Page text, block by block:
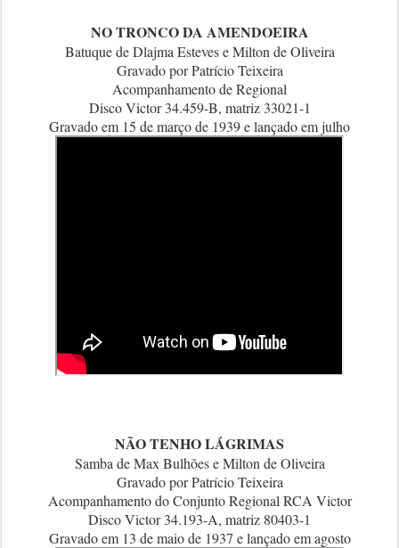
NO TRONCO DA AMENDOEIRA
Batuque de Dlajma Esteves e Milton de Oliveira
Gravado por Patrício Teixeira
Acompanhamento de Regional
Disco Victor 34.459-B, matriz 33021-1
Gravado em 15 de março de 1939 e lançado em julho
NÃO TENHO LÁGRIMAS
Samba de Max Bulhões e Milton de Oliveira
Gravado por Patrício Teixeira
Acompanhamento do Conjunto Regional RCA Victor
Disco Victor 34.193-A, matriz 80403-1
Gravado em 13 de maio de 1937 e lançado em agosto